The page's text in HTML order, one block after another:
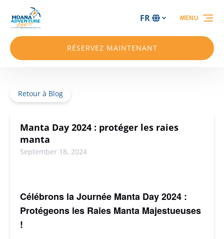
Aller à la navigation principale
Aller au contenu
Aller au pied de page
Sélectionnez
votre
FR
RÉSERVEZ MAINTENANT
MENU
Retour à Blog
Manta Day 2024 : protéger les raies
manta
September 18, 2024
Célébrons la Journée Manta Day 2024 :
Protégeons les Raies Manta Majestueuses
!